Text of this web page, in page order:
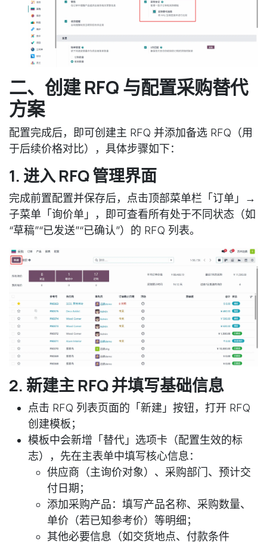
二、创建 RFQ 与配置采购替代
方案
配置完成后，即可创建主 RFQ 并添加备选 RFQ（用
于后续价格对比），具体步骤如下：
1. 进入 RFQ 管理界面
完成前置配置并保存后，点击顶部菜单栏「订单」→
子菜单「询价单」，即可查看所有处于不同状态（如
“草稿”“已发送”“已确认”）的 RFQ 列表。
2. 新建主 RFQ 并填写基础信息
点击 RFQ 列表页面的「新建」按钮，打开 RFQ
创建模板；
模板中会新增「替代」选项卡（配置生效的标
志），先在主表单中填写核心信息：
供应商（主询价对象）、采购部门、预计交
付日期；
添加采购产品：填写产品名称、采购数量、
单价（若已知参考价）等明细；
其他必要信息（如交货地点、付款条件